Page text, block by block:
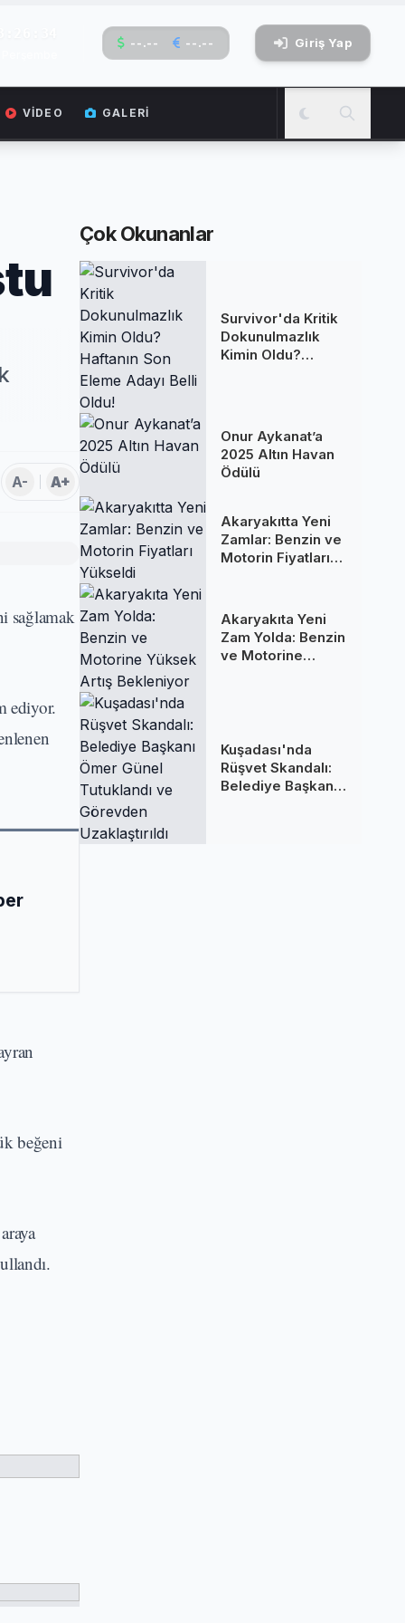
--.-- --.-- Giriş Yap
VIDEO GALERI
A- A+
sağlamak
ediyor.
beğeni
Çok Okunanlar
Survivor'da Kritik
Dokunulmazlık
Kimin Oldu?
Onur Aykanat’a
2025 Altın Havan
Ödülü
Akaryakıtta Yeni
Zamlar: Benzin ve
Motorin Fiyatları
Akaryakıta Yeni
Zam Yolda: Benzin
ve Motorine
Kuşadası'nda
Rüşvet Skandalı:
Belediye Başkanı